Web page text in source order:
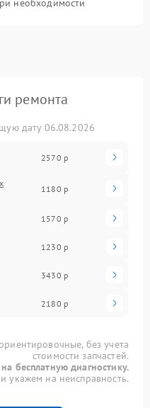
необходимости
ремонта
дату 06.08.2026
2570 р
1180 р
1570 р
1230 р
3430 р
2180 р
без учета
стоимости запчастей.
бесплатную диагностику.
укажем на неисправность.